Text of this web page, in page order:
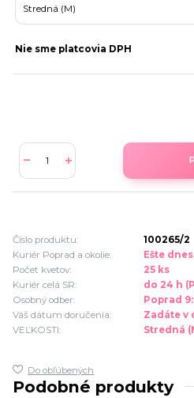
Nie sme platcovia DPH
Číslo produktu:
100265/2
Kuriér Poprad a okolie:
Ešte dnes
Počet kvetov:
25 ks
Kuriér celá SR:
do 24 h
Osobný odber:
Poprad
Váš dátum doručenia:
Zadáte v
VEĽKOSTI:
Stredná
Do obľúbených
Podobné produkty